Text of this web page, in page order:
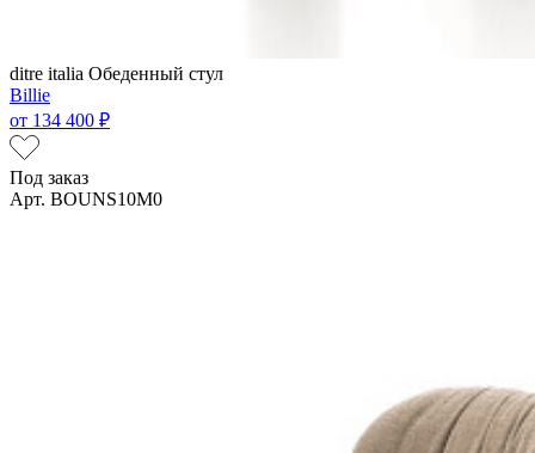
ditre italia Обеденный стул
Billie
от 134 400 ₽
Под заказ
Арт. BOUNS10M0